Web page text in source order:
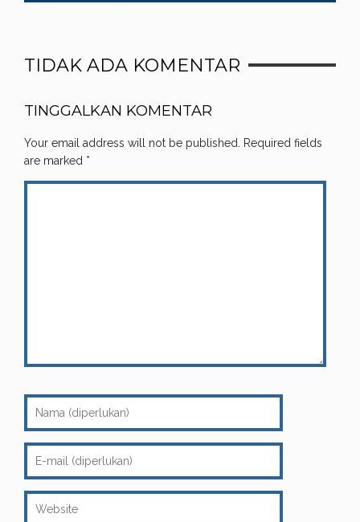
TIDAK ADA KOMENTAR
TINGGALKAN KOMENTAR
Your email address will not be published.
Required fields
are marked *